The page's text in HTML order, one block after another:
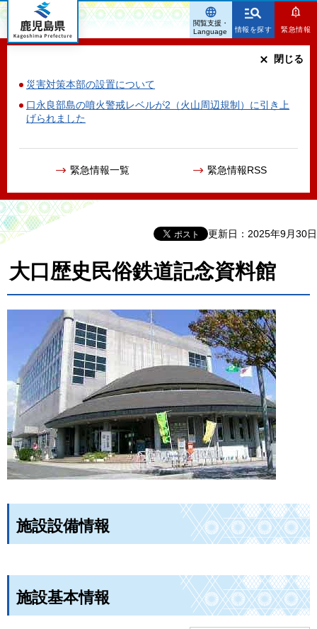
鹿児島県
情報を探す 緊急情報
災害対策本部の設置について
口永良部島の噴火警戒レベルが2（火山周辺規制）に引き上
げられました
緊急情報一覧 緊急情報RSS
閉じる
閲覧支援・
Language
更新日：2025年9月30日
大口歴史民俗鉄道記念資料館
施設設備情報
施設基本情報